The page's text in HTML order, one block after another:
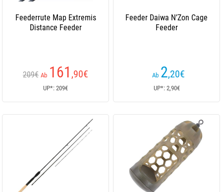
Feederrute Map Extremis
Distance Feeder
209€ Ab 161 ,90€
UP*: 209€
Feeder Daiwa N’Zon Cage
Feeder
Ab 2,20€
UP*: 2,90€